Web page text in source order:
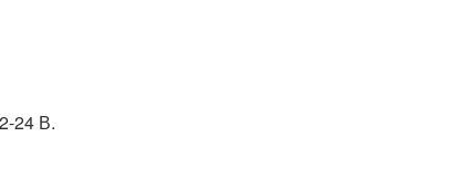
24 В.